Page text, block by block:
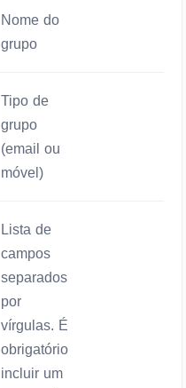
Nome do
grupo
Tipo de
grupo
(email ou
móvel)
Lista de
campos
separados
por
vírgulas. É
obrigatório
incluir um